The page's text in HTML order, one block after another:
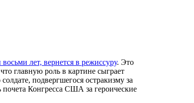
лет, вернется в режиссуру. Это
главную роль в картине сыграет
подвергшегося остракизму за
Конгресса США за героические